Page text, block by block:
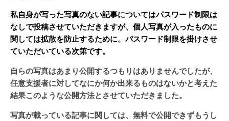
私自身が写った写真のない記事についてはパスワード制限は
なしで投稿させていただきますが、個人写真が入ったものに
関しては拡散を防止するために。パスワード制限を掛けさせ
ていただいている次第です。
自らの写真はあまり公開するつもりはありませんでしたが、
任意支援者に対してなにか何か出来るものはないかと考えた
結果このような公開方法とさせていただきました。
写真が載っている記事に関しては、無料で公開できずもうし